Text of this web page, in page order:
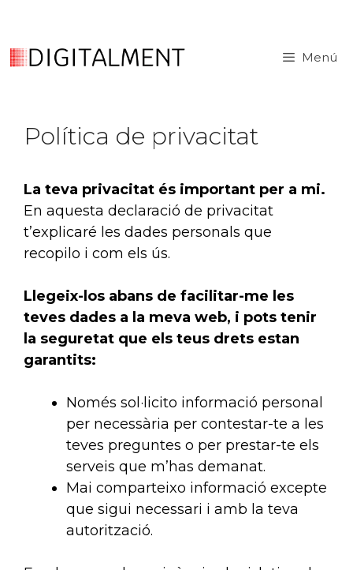
Menú
Política de privacitat
La teva privacitat és important per a mi.
En aquesta declaració de privacitat
t’explicaré les dades personals que
recopilo i com els ús.
Llegeix-los abans de facilitar-me les
teves dades a la meva web, i pots tenir
la seguretat que els teus drets estan
garantits:
Només sol·licito informació personal
per necessària per contestar-te a les
teves preguntes o per prestar-te els
serveis que m’has demanat.
Mai comparteixo informació excepte
que sigui necessari i amb la teva
autorització.